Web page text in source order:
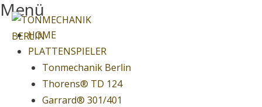
Springe
zum
Inhalt
Menü
HOME
PLATTENSPIELER
Tonmechanik Berlin
Thorens® TD 124
Garrard® 301/401